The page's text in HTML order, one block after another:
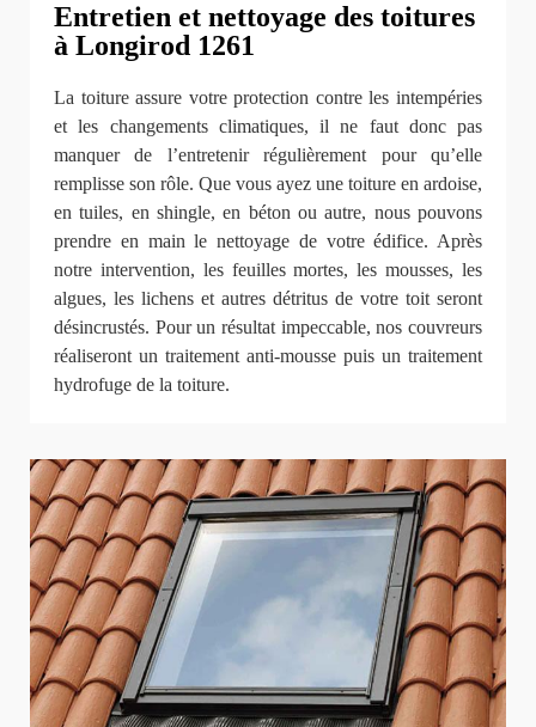
Entretien et nettoyage des toitures
à Longirod 1261
La toiture assure votre protection contre les intempéries
et les changements climatiques, il ne faut donc pas
manquer de l’entretenir régulièrement pour qu’elle
remplisse son rôle. Que vous ayez une toiture en ardoise,
en tuiles, en shingle, en béton ou autre, nous pouvons
prendre en main le nettoyage de votre édifice. Après
notre intervention, les feuilles mortes, les mousses, les
algues, les lichens et autres détritus de votre toit seront
désincrustés. Pour un résultat impeccable, nos couvreurs
réaliseront un traitement anti-mousse puis un traitement
hydrofuge de la toiture.